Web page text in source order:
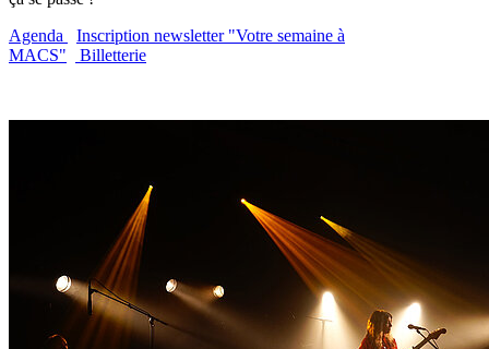
Agenda
Inscription newsletter "Votre semaine à
MACS"
Billetterie